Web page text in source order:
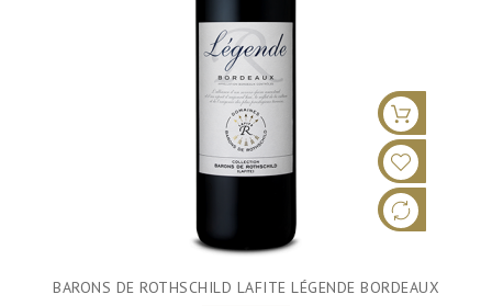
BARONS DE ROTHSCHILD LAFITE LÉGENDE BORDEAUX